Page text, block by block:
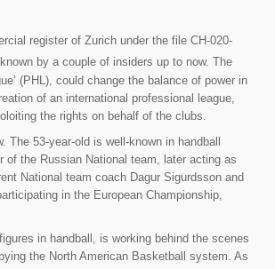
register of Zurich under the file CH-020-
by a couple of insiders up to now. The
(PHL), could change the balance of power in
of an international professional league,
the rights on behalf of the clubs.
53-year-old is well-known in handball
of the Russian National team, later acting as
National team coach Dagur Sigurdsson and
in the European Championship,
in handball, is working behind the scenes
the North American Basketball system. As